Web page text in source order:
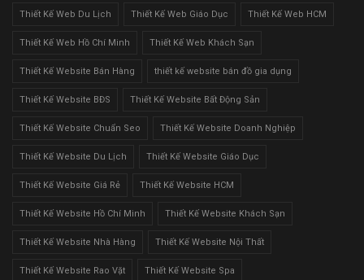
Thiết Kế Web Du Lịch Thiết Kế Web Giáo Dục Thiết Kế Web HCM
Thiết Kế Web Hồ Chí Minh Thiết Kế Web Khách Sạn
Thiết Kế Website Bán Hàng thiết kế website bán đồ gia dụng
Thiết Kế Website BĐS Thiết Kế Website Bất Động Sản
Thiết Kế Website Chuẩn Seo Thiết Kế Website Doanh Nghiệp
Thiết Kế Website Du Lịch Thiết Kế Website Giáo Dục
Thiết Kế Website Giá Rẻ Thiết Kế Website HCM
Thiết Kế Website Hồ Chí Minh Thiết Kế Website Khách Sạn
Thiết Kế Website Nhà Hàng Thiết Kế Website Nội Thất
Thiết Kế Website Rao Vặt Thiết Kế Website Spa